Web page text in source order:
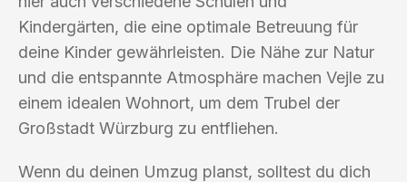
Kindergärten, die eine optimale Betreuung für
deine Kinder gewährleisten. Die Nähe zur Natur
und die entspannte Atmosphäre machen Vejle zu
einem idealen Wohnort, um dem Trubel der
Großstadt Würzburg zu entfliehen.
Wenn du deinen Umzug planst, solltest du dich